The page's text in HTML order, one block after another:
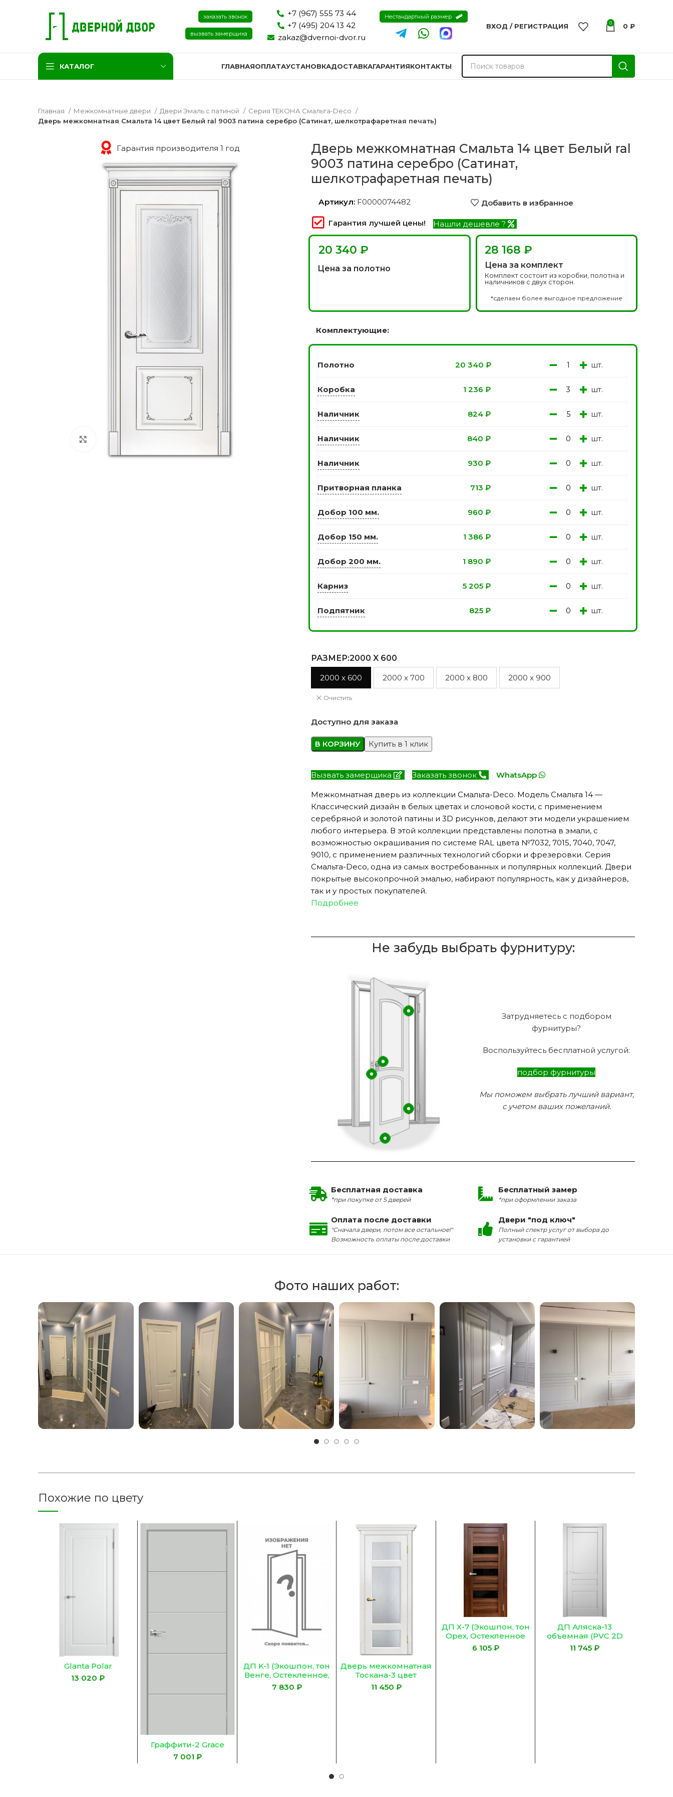
заказать звонок
вызвать замерщика
+7 (967) 555 73 44
+7 (495) 204 13 42
zakaz@dvernoi-dvor.ru
Нестандартный размер
ВХОД / РЕГИСТРАЦИЯ 0 0 ₽
КАТАЛОГ
Двери эмаль
180 моделей
Двери экошпон и пвх
2744 моделей
Двери Invisible
5 моделей
Белоруссия фабрика
ОКА
Двери глянцевые Двери из массива РФ Двери шпонированые Двери Эмаль с
8 моделей
ГЛАВНАЯОПЛАТАУСТАНОВКАДОСТАВКАГАРАНТИЯКОНТАКТЫ
Главная Межкомнатные двери Двери Эмаль с патиной
Серия ТЕКОНА Смальта-Deco
Дверь межкомнатная Смальта 14 цвет Белый ral 9003 патина серебро (Сатинат, шелкотрафаретная печать)
Гарантия производителя 1 год
Дверь межкомнатная Смальта 14 цвет Белый ral
9003 патина серебро (Сатинат,
шелкотрафаретная печать)
Артикул: F0000074482 Добавить в избранное
Гарантия лучшей цены! Нашли дешевле ?
₽
Цена за полотно
28 168 ₽
Цена за комплект
Комплект состоит из коробки, полотна и
наличников с двух сторон.
*сделаем более выгодное предложение
Комплектующие:
Полотно 20 340 ₽ − + шт.
Коробка 1 236 ₽ − + шт.
Наличник 824 ₽ − + шт.
Наличник 840 ₽ − + шт.
Наличник 930 ₽ − + шт.
Притворная планка 713 ₽ − + шт.
Добор 100 мм. 960 ₽ − + шт.
Добор 150 мм. 1 386 ₽ − + шт.
Добор 200 мм. 1 890 ₽ − + шт.
Карниз 5 205 ₽ − + шт.
Подпятник 825 ₽ − + шт.
РАЗМЕР:2000 X 600
2000 x 600 2000 x 700 2000 x 800 2000 x 900
Очистить
Доступно для заказа
В КОРЗИНУ Купить в 1 клик
Вызвать замерщика Заказать звонок WhatsApp
Межкомнатная дверь из коллекции Смальта-Deco. Модель Смальта 14 —
Классический дизайн в белых цветах и слоновой кости, с применением
серебряной и золотой патины и 3D рисунков, делают эти модели украшением
любого интерьера. В этой коллекции представлены полотна в эмали, с
возможностью окрашивания по системе RAL цвета №7032, 7015, 7040, 7047,
9010, с применением различных технологий сборки и фрезеровки. Серия
Смальта-Deco, одна из самых востребованных и популярных коллекций. Двери
покрытые высокопрочной эмалью, набирают популярность, как у дизайнеров,
так и у простых покупателей.
Подробнее
Не забудь выбрать фурнитуру:
Затрудняетесь с подбором
фурнитуры?
Воспользуйтесь бесплатной услугой:
подбор фурнитуры
Мы поможем выбрать лучший вариант,
с учетом ваших пожеланий.
Бесплатная доставка
*при покупке от 5 дверей
Оплата после доставки
"Сначала двери, потом все остальное!"
Возможность оплаты после доставки
Бесплатный замер
*при оформлении заказа
Двери "под ключ"
Полный спектр услуг от выбора до
установки с гарантией
Фото наших работ:
Похожие по цвету
Glanta Polar
₽
Граффити-2 Grace
₽
ДП K-1 (Экошпон, тон
Венге, Остекленное,
Сатинат Гранит)
₽
Дверь межкомнатная
Тоскана-3 цвет
Пломбир (Сатинат,
контурный полимер
₽
ДП Х-7 (Экошпон, тон
Орех, Остекленное
ЛАКОБЕЛЬ ЧЕРНОЕ)
₽
ДП Аляска-13
объемная (PVC 2D
Topline, тон Белый, L,
Глухое )
₽